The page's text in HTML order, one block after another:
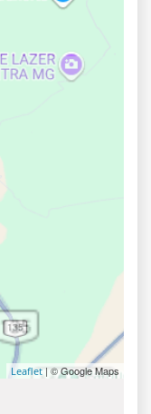
Leaflet | © Google Maps